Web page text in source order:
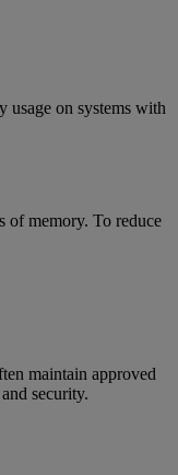
usage on systems with
of memory. To reduce
maintain approved
security.